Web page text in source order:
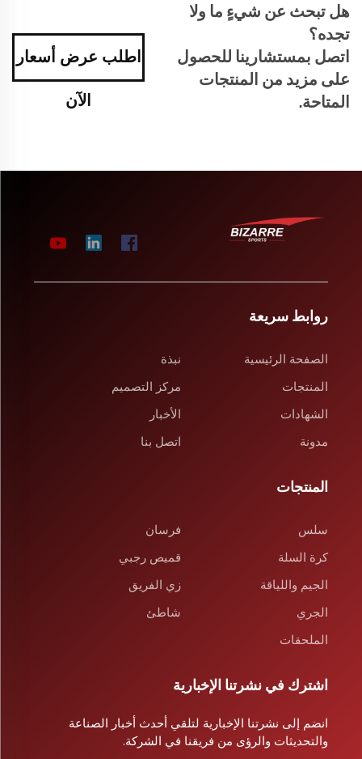
هل تبحث عن شيءٍ ما ولا
تجده؟
اتصل بمستشارينا للحصول
على مزيد من المنتجات
المتاحة.
اطلب عرض أسعار
الآن
روابط سريعة
الصفحة الرئيسية
نبذة
المنتجات
مركز التصميم
الشهادات
الأخبار
مدونة
اتصل بنا
المنتجات
سلس
فرسان
كرة السلة
قميص رجبي
الجيم واللياقة
زي الفريق
الجري
شاطئ
الملحقات
اشترك في نشرتنا الإخبارية
انضم إلى نشرتنا الإخبارية لتلقي أحدث أخبار الصناعة
والتحديثات والرؤى من فريقنا في الشركة.